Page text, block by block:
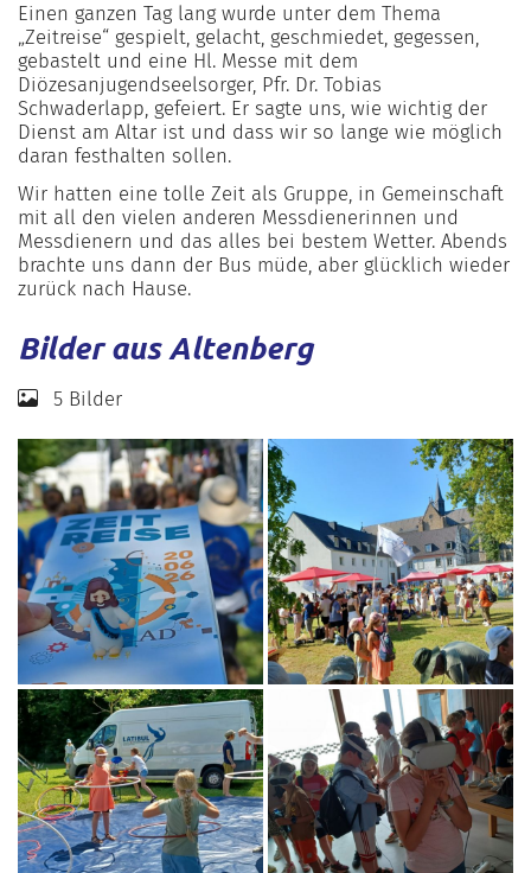
Einen ganzen Tag lang wurde unter dem Thema
„Zeitreise“ gespielt, gelacht, geschmiedet, gegessen,
gebastelt und eine Hl. Messe mit dem
Diözesanjugendseelsorger, Pfr. Dr. Tobias
Schwaderlapp, gefeiert. Er sagte uns, wie wichtig der
Dienst am Altar ist und dass wir so lange wie möglich
daran festhalten sollen.
Wir hatten eine tolle Zeit als Gruppe, in Gemeinschaft
mit all den vielen anderen Messdienerinnen und
Messdienern und das alles bei bestem Wetter. Abends
brachte uns dann der Bus müde, aber glücklich wieder
zurück nach Hause.
Bilder aus Altenberg
5 Bilder